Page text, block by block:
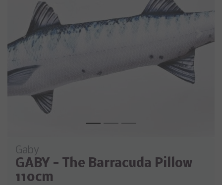
Zurück
Gaby
GABY - The Barracuda Pillow
110cm